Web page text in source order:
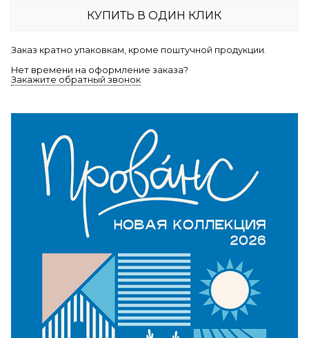
КУПИТЬ В ОДИН КЛИК
Заказ кратно упаковкам, кроме поштучной продукции.
Нет времени на оформление заказа?
Закажите обратный звонок